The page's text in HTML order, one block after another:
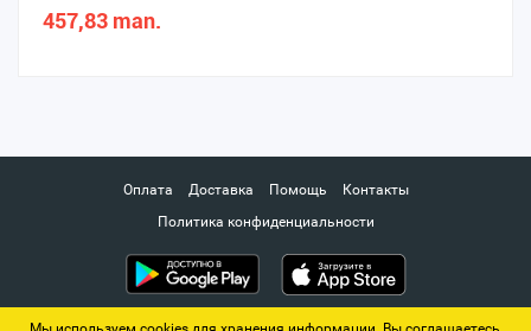
457,83 man.
Оплата Доставка Помощь
Контакты
Политика конфиденциальности